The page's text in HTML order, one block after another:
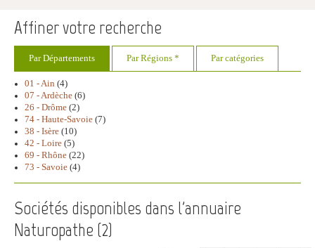
Affiner votre recherche
Par Départements Par Régions * Par catégories
01 - Ain (4)
07 - Ardèche (6)
26 - Drôme (2)
74 - Haute-Savoie (7)
38 - Isère (10)
42 - Loire (5)
69 - Rhône (22)
73 - Savoie (4)
Sociétés disponibles dans l'annuaire
Naturopathe (2)